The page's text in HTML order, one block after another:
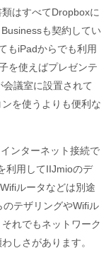
はすべてDropboxに
も契約してい
もiPadからでも利用
を使えばプレゼンテ
議室に設置されて
を使うよりも便利な
ンターネット接続で
利用してIIJmioのデ
ルータなどは別途
テザリングやWifiル
れでもネットワーク
しさがあります。